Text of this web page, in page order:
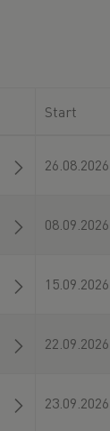
Start
26.08.2026
08.09.2026
15.09.2026
22.09.2026
23.09.2026